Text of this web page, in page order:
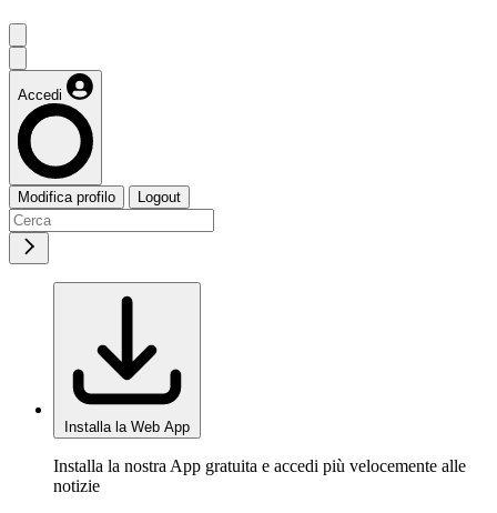
Accedi
Modifica profilo Logout
Installa la Web App
Installa la nostra App gratuita e accedi più velocemente alle
notizie